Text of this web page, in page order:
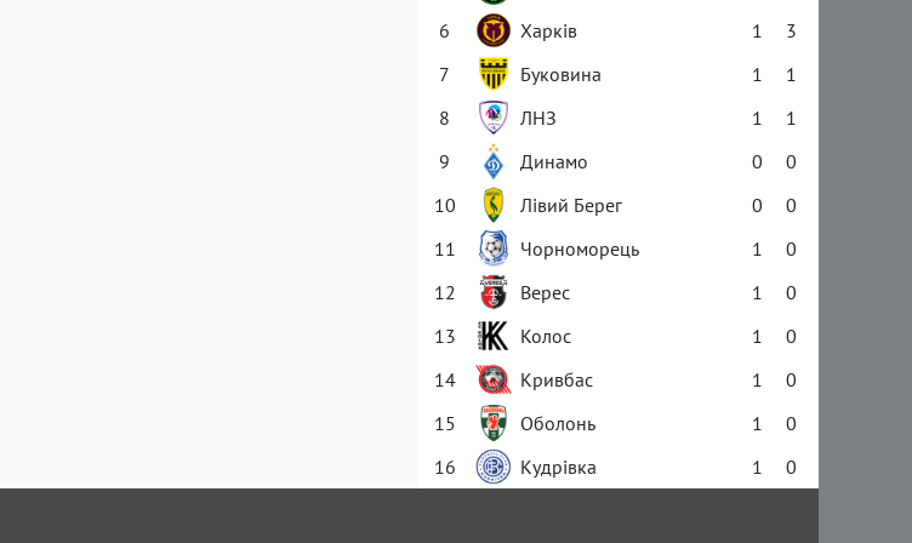
6
Харків 1
3
7
Буковина 1
1
8
ЛНЗ 1
1
9
Динамо 0
0
10
Лівий Берег 0
0
11
Чорноморець 1
0
12
Верес 1
0
13
Колос 1
0
14
Кривбас 1
0
15
Оболонь 1
0
16
Кудрівка 1 0